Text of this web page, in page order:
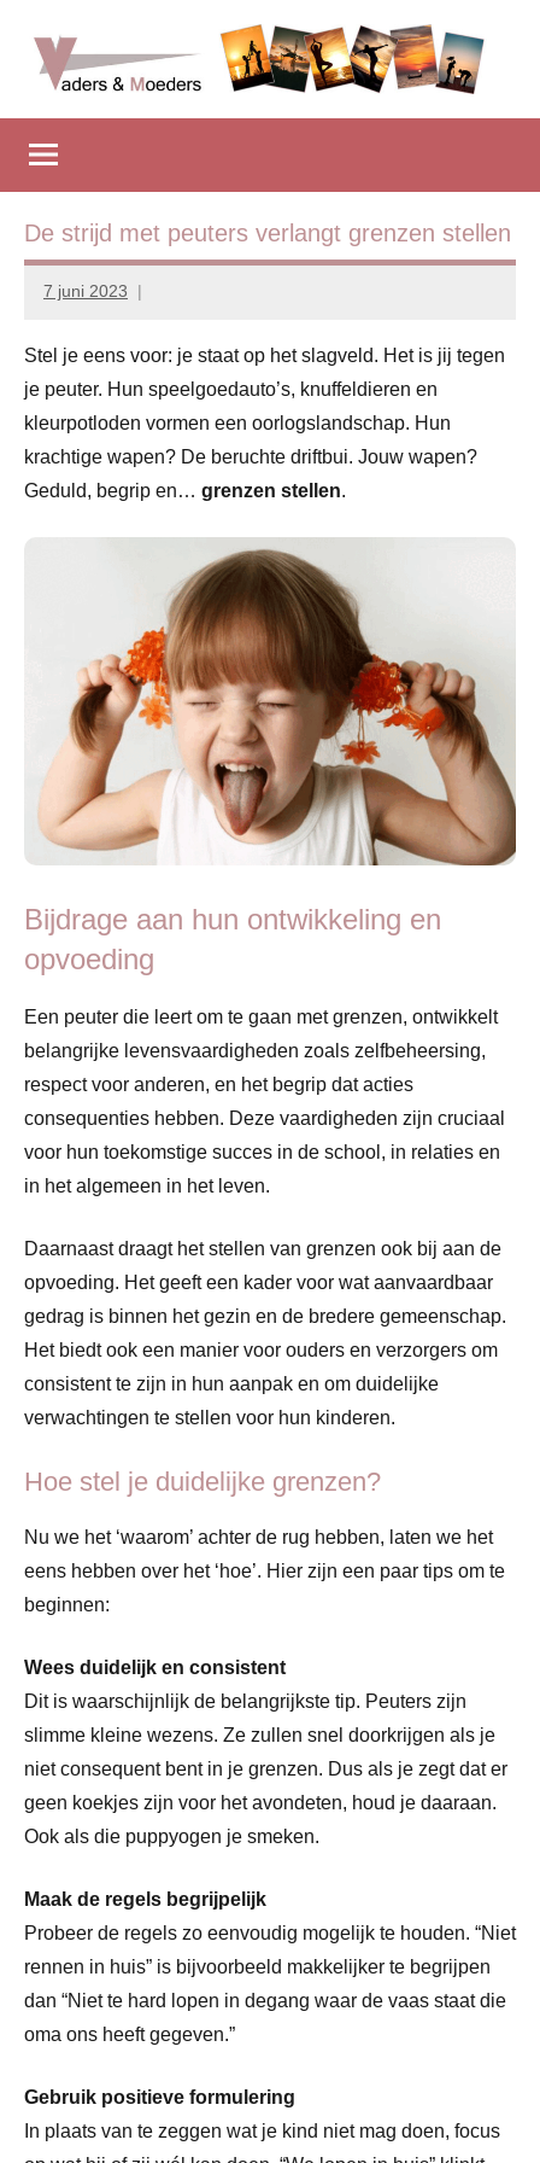
inhoud
springen
Vadersenmoeders
iedereen
wel
eens
hulp
De strijd met peuters verlangt grenzen stellen
7 juni 2023
Marion
Stel je eens voor: je staat op het slagveld. Het is jij tegen
je peuter. Hun speelgoedauto’s, knuffeldieren en
kleurpotloden vormen een oorlogslandschap. Hun
krachtige wapen? De beruchte driftbui. Jouw wapen?
Geduld, begrip en… grenzen stellen.
Bijdrage aan hun ontwikkeling en
opvoeding
Een peuter die leert om te gaan met grenzen, ontwikkelt
belangrijke levensvaardigheden zoals zelfbeheersing,
respect voor anderen, en het begrip dat acties
consequenties hebben. Deze vaardigheden zijn cruciaal
voor hun toekomstige succes in de school, in relaties en
in het algemeen in het leven.
Daarnaast draagt het stellen van grenzen ook bij aan de
opvoeding. Het geeft een kader voor wat aanvaardbaar
gedrag is binnen het gezin en de bredere gemeenschap.
Het biedt ook een manier voor ouders en verzorgers om
consistent te zijn in hun aanpak en om duidelijke
verwachtingen te stellen voor hun kinderen.
Hoe stel je duidelijke grenzen?
Nu we het ‘waarom’ achter de rug hebben, laten we het
eens hebben over het ‘hoe’. Hier zijn een paar tips om te
beginnen:
Wees duidelijk en consistent
Dit is waarschijnlijk de belangrijkste tip. Peuters zijn
slimme kleine wezens. Ze zullen snel doorkrijgen als je
niet consequent bent in je grenzen. Dus als je zegt dat er
geen koekjes zijn voor het avondeten, houd je daaraan.
Ook als die puppyogen je smeken.
Maak de regels begrijpelijk
Probeer de regels zo eenvoudig mogelijk te houden. “Niet
rennen in huis” is bijvoorbeeld makkelijker te begrijpen
dan “Niet te hard lopen in degang waar de vaas staat die
oma ons heeft gegeven.”
Gebruik positieve formulering
In plaats van te zeggen wat je kind niet mag doen, focus